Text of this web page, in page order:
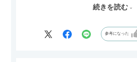
セラミック天板が思った以上に滑りが良
はいけないかもしれません。天板が冷た
かなというのも気になります。
続きを読む
参考になった